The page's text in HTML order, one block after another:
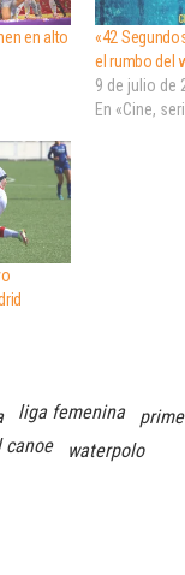
en alto
«42
el rumbo del
9 de julio de
En «Cine,
liga femenina
canoe waterpolo